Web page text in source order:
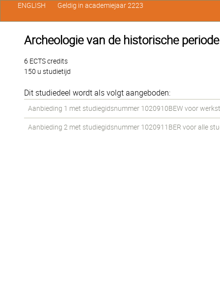
Archeologie van de historische
6 ECTS credits
150 u studietijd
Dit studiedeel wordt als volgt aangeboden:
Aanbieding 1 met studiegidsnummer 1020910BEW voor
Aanbieding 2 met studiegidsnummer 1020911BER voor alle
ENGLISH Geldig in academiejaar 2223